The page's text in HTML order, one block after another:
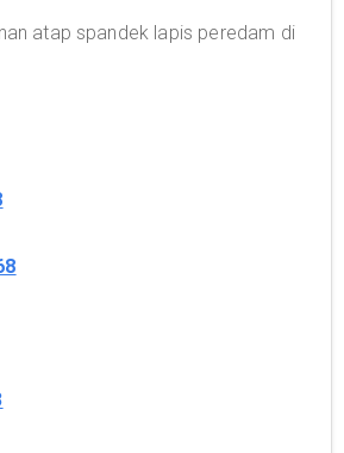
atap spandek lapis peredam di